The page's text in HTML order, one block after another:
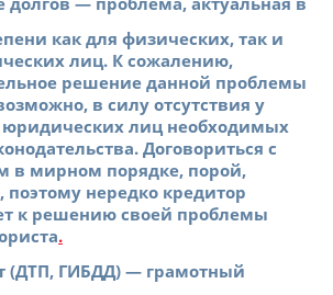
как для физических, так и
лиц. К сожалению,
решение данной проблемы
в силу отсутствия у
лиц необходимых
Договориться с
в мирном порядке, порой,
поэтому нередко кредитор
к решению своей проблемы
.
(ДТП, ГИБДД)— грамотный